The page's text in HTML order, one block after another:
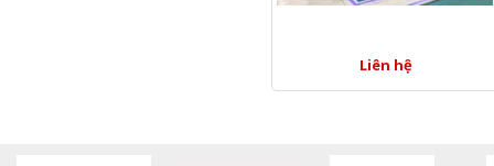
Liên hệ